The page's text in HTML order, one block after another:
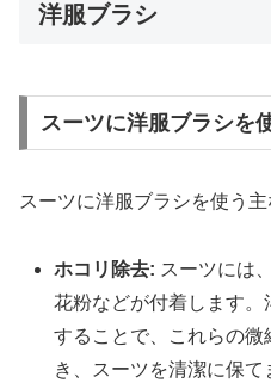
洋服ブラシ
スーツに洋服ブラシを
スーツに洋服ブラシを使う
ホコリ除去: スーツには
花粉などが付着します
することで、これらの
き、スーツを清潔に保て